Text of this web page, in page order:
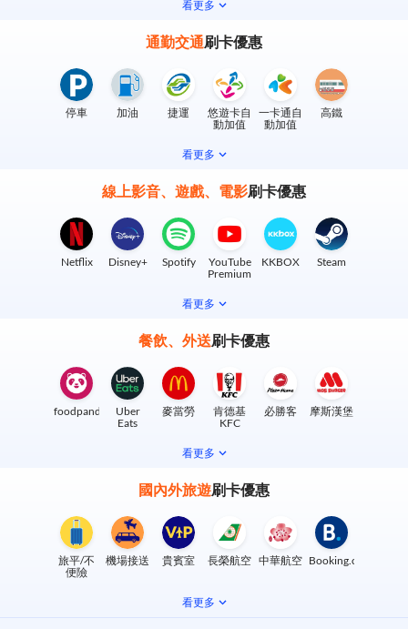
看更多
通勤交通刷卡優惠
停車 加油 捷運
悠遊卡自
動加值
一卡通自
動加值
高鐵
看更多
線上影音、遊戲、電影刷卡優惠
Netflix Disney+ Spotify
YouTube
Premium
KKBOX Steam
看更多
餐飲、外送刷卡優惠
foodpanda
Uber
Eats
麥當勞
肯德基
KFC
必勝客 摩斯漢堡
看更多
國內外旅遊刷卡優惠
旅平/不
便險
機場接送 貴賓室 長榮航空 中華航空 Booking.com
看更多